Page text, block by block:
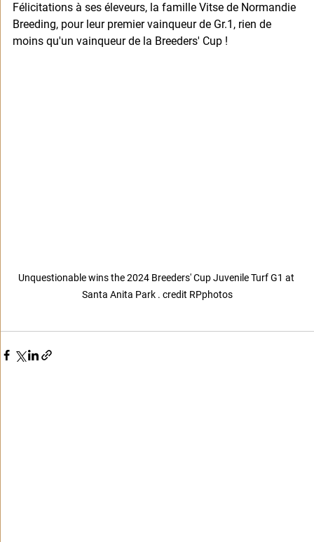
Félicitations à ses éleveurs, la famille Vitse de Normandie
Breeding, pour leur premier vainqueur de Gr.1, rien de
moins qu'un vainqueur de la Breeders' Cup !
Unquestionable wins the 2024 Breeders' Cup Juvenile Turf G1 at
Santa Anita Park . credit RPphotos